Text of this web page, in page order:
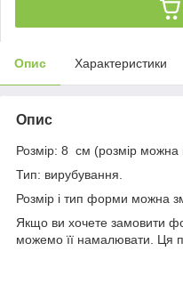
Опис Характеристики
Опис
Розмір: 8 см (розмір можна
Тип: вирубування.
Розмір і тип форми можна
Якщо ви хочете замовити
можемо її намалювати. Ця